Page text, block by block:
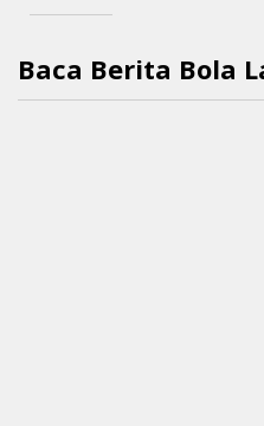
Baca Berita Bola